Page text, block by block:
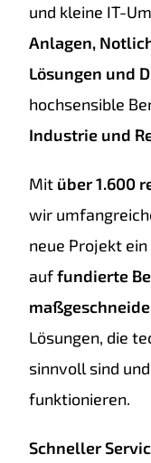
und kleine IT-
Anlagen,
Lösungen und
hochsensible
Industrie und
Mit über 1.600
wir
neue Projekt
auffundierte
Lösungen, die
sinnvoll sind
funktionieren.
Schneller